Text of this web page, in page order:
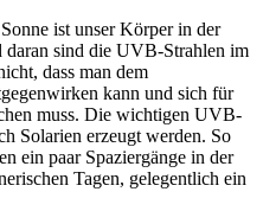
ist unser Körper in der
sind die UVB-Strahlen im
dass man dem
kann und sich für
muss. Die wichtigen UVB-
Solarien erzeugt werden. So
ein paar Spaziergänge in der
Tagen, gelegentlich ein